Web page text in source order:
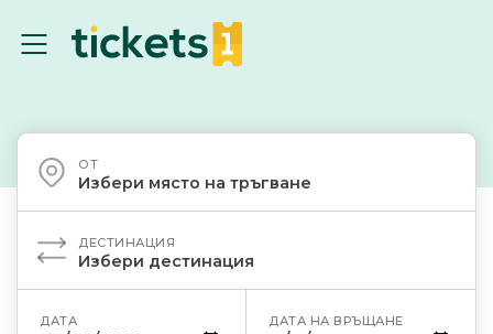
ОТ
Избери място на тръгване
ДЕСТИНАЦИЯ
Избери дестинация
ДАТА ДАТА НА ВРЪЩАНЕ